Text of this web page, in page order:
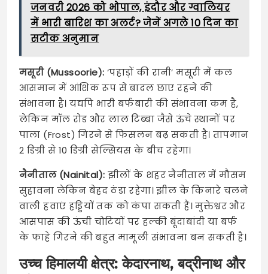
जनवरी 2026 को भोपाल, इंदौर और ग्वालियर
में भारी बारिश का अलर्ट? जेनें अगले 10 दिन का
सटीक अनुमान
मसूरी (Mussoorie): ‘पहाड़ों की रानी’ मसूरी में कल
आसमान में आंशिक रूप से बादल छाए रहने की
संभावना है। यद्यपि भारी बर्फबारी की संभावना कम है,
लेकिन मॉल रोड और लाल टिब्बा जैसे ऊंचे स्थानों पर
पाला (Frost) गिरने से फिसलन बढ़ सकती है। तापमान
2 डिग्री से 10 डिग्री सेल्सियस के बीच रहेगा।
नैनीताल (Nainital): झीलों के शहर नैनीताल में मौसम
सुहावना लेकिन बेहद ठंडा रहेगा। झील के किनारे चलने
वाली हवाएं हड्डियों तक को कंपा सकती हैं। मुक्तेश्वर और
आसपास की ऊंची चोटियों पर हल्की बूंदाबांदी या बर्फ
के फाहे गिरने की बहुत मामूली संभावना बन सकती है।
उच्च हिमालयी क्षेत्र: केदारनाथ, बद्रीनाथ और